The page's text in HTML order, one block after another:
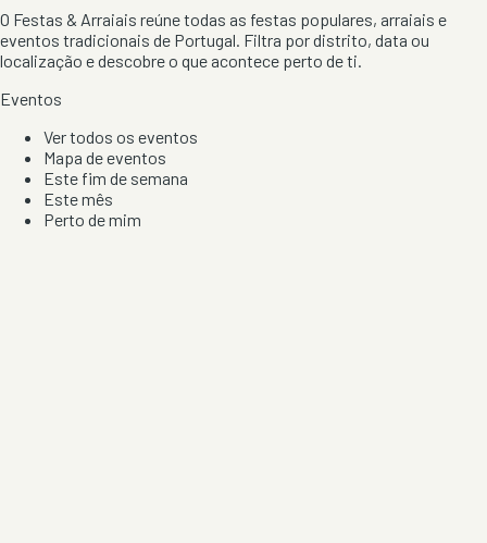
O Festas & Arraiais reúne todas as festas populares, arraiais e
eventos tradicionais de Portugal. Filtra por distrito, data ou
localização e descobre o que acontece perto de ti.
Eventos
Ver todos os eventos
Mapa de eventos
Este fim de semana
Este mês
Perto de mim